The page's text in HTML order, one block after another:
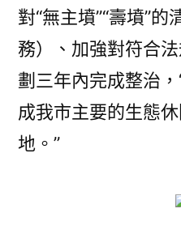
對“無主墳”“壽墳”
務）、加強對符合
劃三年內完成整治
成我市主要的生態
地。”